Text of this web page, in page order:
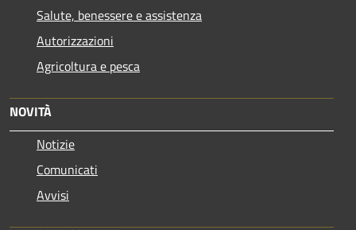
Salute, benessere e assistenza
Autorizzazioni
Agricoltura e pesca
NOVITÀ
Notizie
Comunicati
Avvisi